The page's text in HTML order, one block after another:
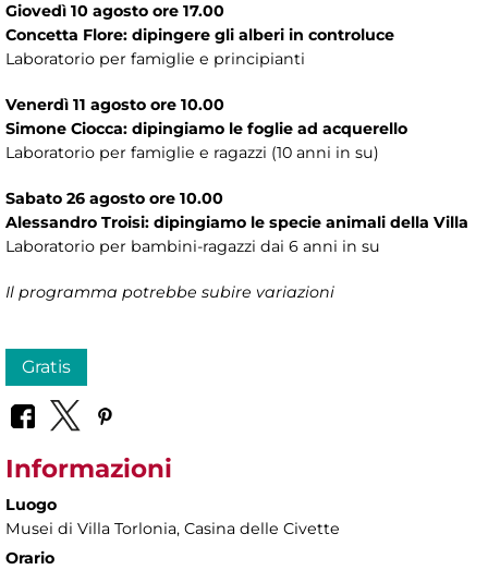
Giovedì 10 agosto ore 17.00
Concetta Flore: dipingere gli alberi in controluce
Laboratorio per famiglie e principianti
Venerdì 11 agosto ore 10.00
Simone Ciocca: dipingiamo le foglie ad acquerello
Laboratorio per famiglie e ragazzi (10 anni in su)
Sabato 26 agosto ore 10.00
Alessandro Troisi: dipingiamo le specie animali della Villa
Laboratorio per bambini-ragazzi dai 6 anni in su
Il programma potrebbe subire variazioni
Gratis
Informazioni
Luogo
Musei di Villa Torlonia, Casina delle Civette
Orario